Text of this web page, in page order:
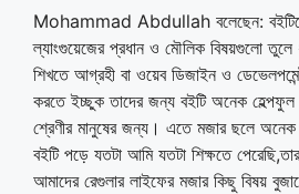
Mohammad Abdullah বলেছেন:
ল্যাংগুয়েজের প্রধান ও মৌলিক বিষয়গুলো তুলে
শিখতে আগ্রহী বা ওয়েব ডিজাইন ও
করতে ইচ্ছুক তাদের জন্য বইটি অনেক
শ্রেণীর মানুষের জন্য। এতে মজার ছলে অনেক
বইটি পড়ে যতটা আমি যতটা শিক্ষতে
আমাদের রেগুলার লাইফের মজার কিছু বিষয়